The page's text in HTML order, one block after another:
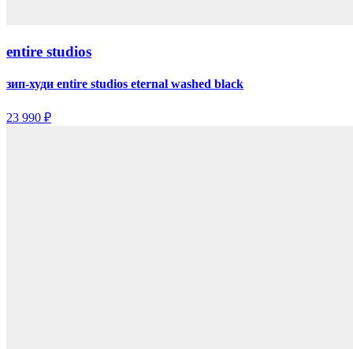
entire studios
зип-худи entire studios eternal washed black
23 990 ₽